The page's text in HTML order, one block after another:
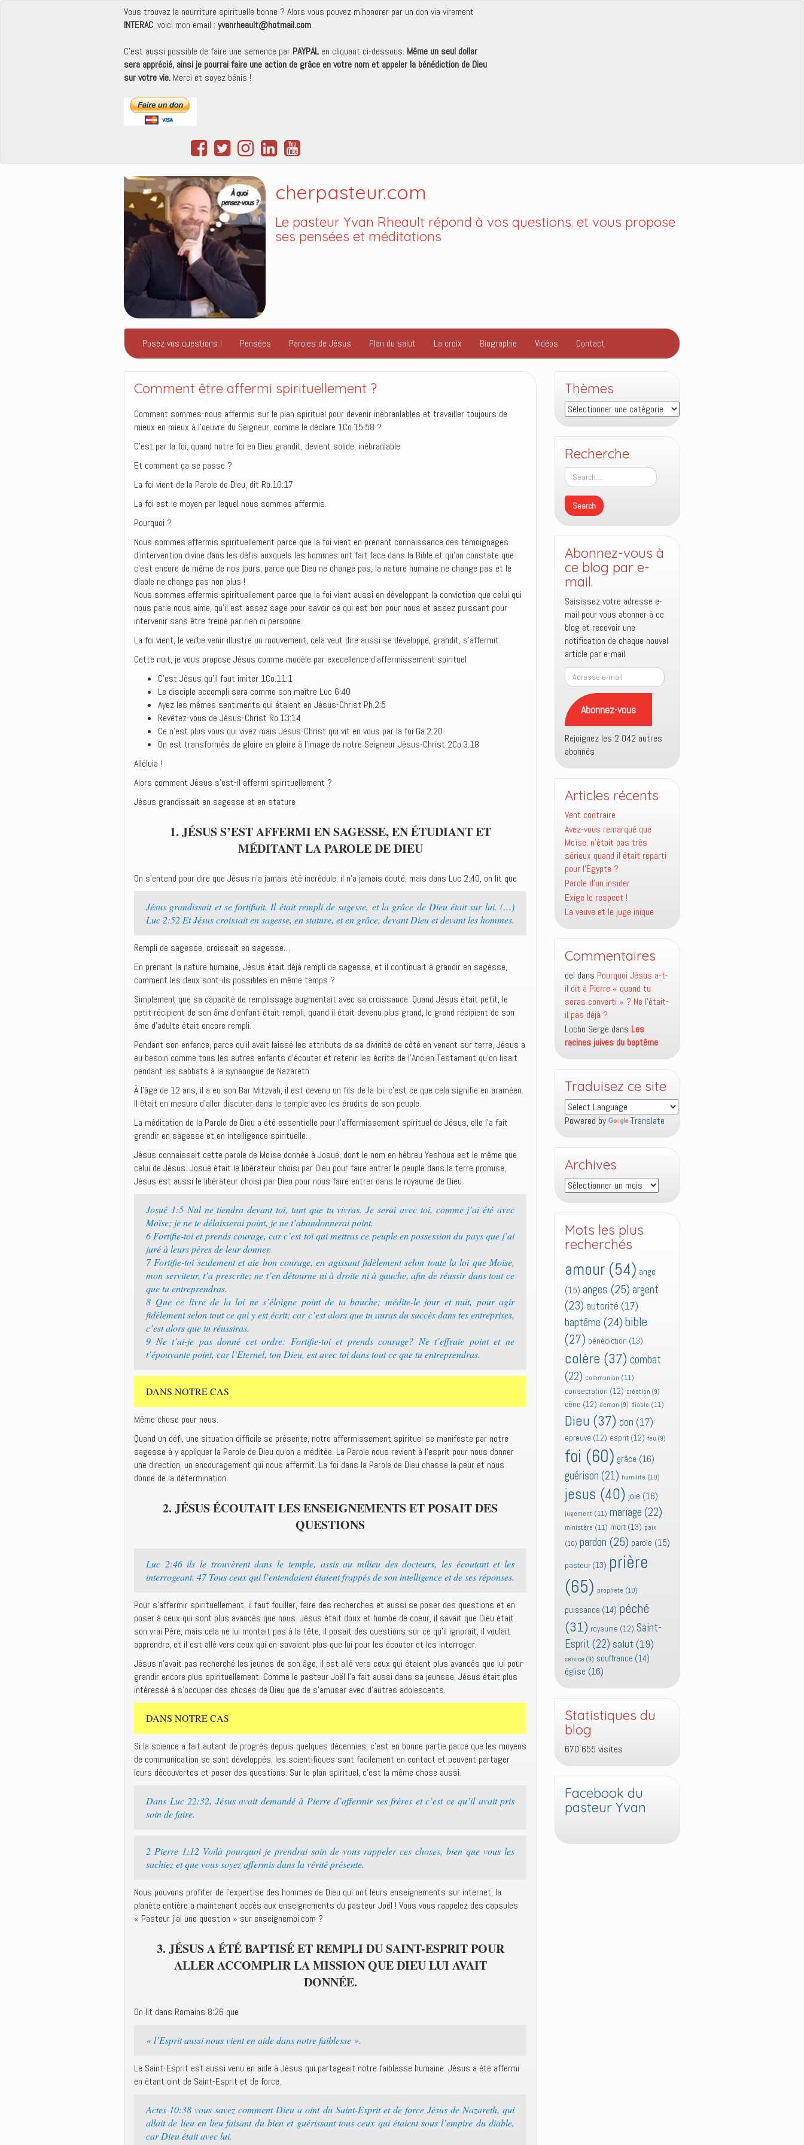
Vous trouvez la nourriture spirituelle bonne ? Alors vous pouvez m'honorer par un don via virement
INTERAC, voici mon email : yvanrheault@hotmail.com.
C'est aussi possible de faire une semence par PAYPAL en cliquant ci-dessous. Même un seul dollar
sera apprécié, ainsi je pourrai faire une action de grâce en votre nom et appeler la bénédiction de Dieu
sur votre vie. Merci et soyez bénis !
cherpasteur.com
Le pasteur Yvan Rheault répond à vos questions. et vous propose
ses pensées et méditations
Posez vos questions ! Pensées Paroles de Jésus Plan du salut La croix Biographie Vidéos Contact
Comment être affermi spirituellement ?
Comment sommes-nous affermis sur le plan spirituel pour devenir inébranlables et travailler toujours de
mieux en mieux à l’oeuvre du Seigneur, comme le déclare 1Co.15:58 ?
C’est par la foi, quand notre foi en Dieu grandit, devient solide, inébranlable
Et comment ça se passe ?
La foi vient de la Parole de Dieu, dit Ro.10:17
La foi est le moyen par lequel nous sommes affermis.
Pourquoi ?
Nous sommes affermis spirituellement parce que la foi vient en prenant connaissance des témoignages
d’intervention divine dans les défis auxquels les hommes ont fait face dans la Bible et qu’on constate que
c’est encore de même de nos jours, parce que Dieu ne change pas, la nature humaine ne change pas et le
diable ne change pas non plus !
Nous sommes affermis spirituellement parce que la foi vient aussi en développant la conviction que celui qui
nous parle nous aime, qu’il est assez sage pour savoir ce qui est bon pour nous et assez puissant pour
intervenir sans être freiné par rien ni personne.
La foi vient, le verbe venir illustre un mouvement, cela veut dire aussi se développe, grandit, s’affermit.
Cette nuit, je vous propose Jésus comme modèle par execellence d’affermissement spirituel
C’est Jésus qu’il faut imiter 1Co.11:1
Le disciple accompli sera comme son maître Luc 6:40
Ayez les mêmes sentiments qui étaient en Jésus-Christ Ph.2:5
Revêtez-vous de Jésus-Christ Ro.13:14
Ce n’est plus vous qui vivez mais Jésus-Christ qui vit en vous par la foi Ga.2:20
On est transformés de gloire en gloire à l’image de notre Seigneur Jésus-Christ 2Co.3:18
Alléluia !
Alors comment Jésus s’est-il affermi spirituellement ?
Jésus grandissait en sagesse et en stature
1. JÉSUS S’EST AFFERMI EN SAGESSE, EN ÉTUDIANT ET
MÉDITANT LA PAROLE DE DIEU
On s’entend pour dire que Jésus n’a jamais été incrédule, il n’a jamais douté, mais dans Luc 2:40, on lit que
Jésus grandissait et se fortifiait. Il était rempli de sagesse, et la grâce de Dieu était sur lui. (…)
Luc 2:52 Et Jésus croissait en sagesse, en stature, et en grâce, devant Dieu et devant les hommes.
Rempli de sagesse, croissait en sagesse…
En prenant la nature humaine, Jésus était déjà rempli de sagesse, et il continuait à grandir en sagesse,
comment les deux sont-ils possibles en même temps ?
Simplement que sa capacité de remplissage augmentait avec sa croissance. Quand Jésus était petit, le
petit récipient de son âme d’enfant était rempli, quand il était devenu plus grand, le grand récipient de son
âme d’adulte était encore rempli.
Pendant son enfance, parce qu’il avait laissé les attributs de sa divinité de côté en venant sur terre, Jésus a
eu besoin comme tous les autres enfants d’écouter et retenir les écrits de l’Ancien Testament qu’on lisait
pendant les sabbats à la synanogue de Nazareth.
À l’âge de 12 ans, il a eu son Bar Mitzvah, il est devenu un fils de la loi, c’est ce que cela signifie en araméen.
Il était en mesure d’aller discuter dans le temple avec les érudits de son peuple.
La méditation de la Parole de Dieu a été essentielle pour l’affermissement spirituel de Jésus, elle l’a fait
grandir en sagesse et en intelligence spirituelle.
Jésus connaissait cette parole de Moïse donnée à Josué, dont le nom en hébreu Yeshoua est le même que
celui de Jésus. Josué était le libérateur choisi par Dieu pour faire entrer le peuple dans la terre promise,
Jésus est aussi le libérateur choisi par Dieu pour nous faire entrer dans le royaume de Dieu.
Josué 1:5 Nul ne tiendra devant toi, tant que tu vivras. Je serai avec toi, comme j’ai été avec
Moïse; je ne te délaisserai point, je ne t’abandonnerai point.
6 Fortifie-toi et prends courage, car c’est toi qui mettras ce peuple en possession du pays que j’ai
juré à leurs pères de leur donner.
7 Fortifie-toi seulement et aie bon courage, en agissant fidèlement selon toute la loi que Moïse,
mon serviteur, t’a prescrite; ne t’en détourne ni à droite ni à gauche, afin de réussir dans tout ce
que tu entreprendras.
8 Que ce livre de la loi ne s’éloigne point de ta bouche; médite-le jour et nuit, pour agir
fidèlement selon tout ce qui y est écrit; car c’est alors que tu auras du succès dans tes entreprises,
c’est alors que tu réussiras.
9 Ne t’ai-je pas donné cet ordre: Fortifie-toi et prends courage? Ne t’effraie point et ne
t’épouvante point, car l’Eternel, ton Dieu, est avec toi dans tout ce que tu entreprendras.
DANS NOTRE CAS
Même chose pour nous.
Quand un défi, une situation difficile se présente, notre affermissement spirituel se manifeste par notre
sagesse à y appliquer la Parole de Dieu qu’on a méditée. La Parole nous revient à l’esprit pour nous donner
une direction, un encouragement qui nous affermit. La foi dans la Parole de Dieu chasse la peur et nous
donne de la détermination.
2. JÉSUS ÉCOUTAIT LES ENSEIGNEMENTS ET POSAIT DES
QUESTIONS
Luc 2:46 ils le trouvèrent dans le temple, assis au milieu des docteurs, les écoutant et les
interrogeant. 47 Tous ceux qui l’entendaient étaient frappés de son intelligence et de ses réponses.
Pour s’affermir spirituellement, il faut fouiller, faire des recherches et aussi se poser des questions et en
poser à ceux qui sont plus avancés que nous. Jésus était doux et hombe de coeur, il savait que Dieu était
son vrai Père, mais cela ne lui montait pas à la tête, il posait des questions sur ce qu’il ignorait, il voulait
apprendre, et il est allé vers ceux qui en savaient plus que lui pour les écouter et les interroger.
Jésus n’avait pas recherché les jeunes de son âge, il est allé vers ceux qui étaient plus avancés que lui pour
grandir encore plus spirituellement. Comme le pasteur Joël l’a fait aussi dans sa jeunsse, Jésus était plus
intéressé à s’occuper des choses de Dieu que de s’amuser avec d’autres adolescents.
DANS NOTRE CAS
Si la science a fait autant de progrès depuis quelques décennies, c’est en bonne partie parce que les moyens
de communication se sont développés, les scientifiques sont facilement en contact et peuvent partager
leurs découvertes et poser des questions. Sur le plan spirituel, c’est la même chose aussi.
Dans Luc 22:32, Jésus avait demandé à Pierre d’affermir ses frères et c’est ce qu’il avait pris
soin de faire.
2 Pierre 1:12 Voilà pourquoi je prendrai soin de vous rappeler ces choses, bien que vous les
sachiez et que vous soyez affermis dans la vérité présente.
Nous pouvons profiter de l’expertise des hommes de Dieu qui ont leurs enseignements sur internet, la
planète entière a maintenant accès aux enseignements du pasteur Joël ! Vous vous rappelez des capsules
« Pasteur j’ai une question » sur enseignemoi.com ?
3. JÉSUS A ÉTÉ BAPTISÉ ET REMPLI DU SAINT-ESPRIT POUR
ALLER ACCOMPLIR LA MISSION QUE DIEU LUI AVAIT
DONNÉE.
On lit dans Romains 8:26 que
« l’Esprit aussi nous vient en aide dans notre faiblesse ».
Le Saint-Esprit est aussi venu en aide à Jésus qui partageait notre faiblesse humaine. Jésus a été affermi
en étant oint de Saint-Esprit et de force.
Actes 10:38 vous savez comment Dieu a oint du Saint-Esprit et de force Jésus de Nazareth, qui
allait de lieu en lieu faisant du bien et guérissant tous ceux qui étaient sous l’empire du diable,
car Dieu était avec lui.
Thèmes
Thèmes
Recherche
Abonnez-vous à
ce blog par e-
mail.
Saisissez votre adresse e-
mail pour vous abonner à ce
blog et recevoir une
notification de chaque nouvel
article par e-mail.
Adresse
e-
mail
Abonnez-vous
Rejoignez les 2 042 autres
abonnés
Articles récents
Vent contraire
Avez-vous remarqué que
Moïse, n’était pas très
sérieux quand il était reparti
pour l’Égypte ?
Parole d’un insider
Exige le respect !
La veuve et le juge inique
Commentaires
del dans Pourquoi Jésus a-t-
il dit à Pierre « quand tu
seras converti » ? Ne l’était-
il pas déjà ?
Lochu Serge dans Les
racines juives du baptême
Traduisez ce site
Powered by Translate
Archives
Archives
Mots les plus
recherchés
amour (54) ange
(15) anges (25) argent
(23) autorité (17)
baptême (24) bible
(27) bénédiction (13)
colère (37) combat
(22) communion (11)
consecration (12) création (9)
cène (12) demon (9) diable (11)
Dieu (37) don (17)
epreuve (12) esprit (12) feu (9)
foi (60) grâce (16)
guérison (21) humilité (10)
jesus (40) joie (16)
jugement (11) mariage (22)
ministère (11) mort (13) paix
(10) pardon (25) parole (15)
pasteur (13) prière
(65) prophete (10)
puissance (14) péché
(31) royaume (12) Saint-
Esprit (22) salut (19)
service (9) souffrance (14)
église (16)
Statistiques du
blog
670 655 visites
Facebook du
pasteur Yvan